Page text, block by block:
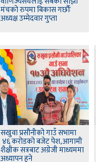
मंचको रुपमा बिकास गर्छौः
अध्यक्ष उम्मेदवार गुप्ता
सखुवा प्रसौनीको गाउँ सभामा
४६ करोडको बजेट पेश,आगामी
शैक्षीक सत्रबाट अग्रेजी माध्यममा
अध्यापन हुने